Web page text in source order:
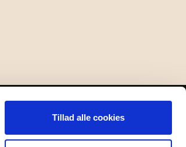
Tillad alle cookies
Østerlars, 3760 Gudhjem